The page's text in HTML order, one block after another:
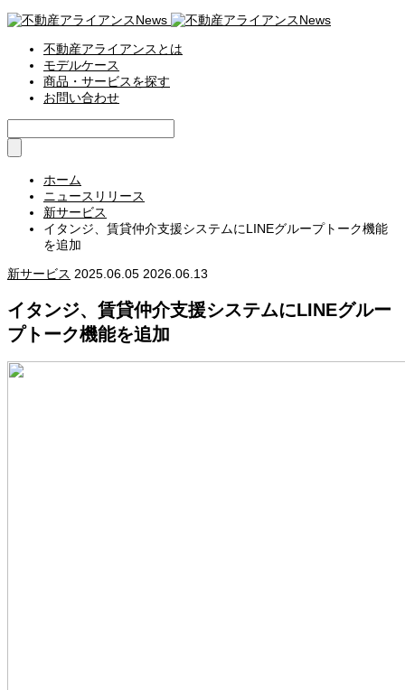
不動産アライアンスとは
モデルケース
商品・サービスを探す
お問い合わせ
ホーム
ニュースリリース
新サービス
イタンジ、賃貸仲介支援システムにLINEグループトーク機能
を追加
新サービス 2025.06.05 2026.06.13
イタンジ、賃貸仲介支援システムにLINEグルー
プトーク機能を追加